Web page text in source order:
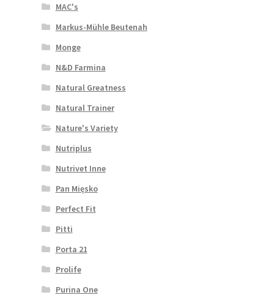
MAC's
Markus-Mühle Beutenah
Monge
N&D Farmina
Natural Greatness
Natural Trainer
Nature's Variety
Nutriplus
Nutrivet Inne
Pan Mięsko
Perfect Fit
Pitti
Porta 21
Prolife
Purina One